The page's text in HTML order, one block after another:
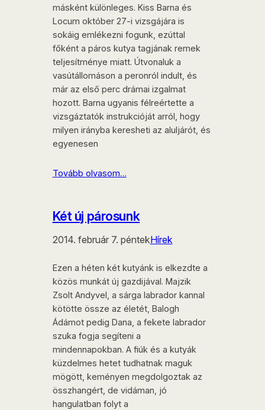
másként különleges. Kiss Barna és
Locum október 27-i vizsgájára is
sokáig emlékezni fogunk, ezúttal
főként a páros kutya tagjának remek
teljesítménye miatt. Útvonaluk a
vasútállomáson a peronról indult, és
már az első perc drámai izgalmat
hozott. Barna ugyanis félreértette a
vizsgáztatók instrukcióját arról, hogy
milyen irányba keresheti az aluljárót, és
egyenesen
Tovább olvasom…
Két új párosunk
2014. február 7. péntekHírek
Ezen a héten két kutyánk is elkezdte a
közös munkát új gazdijával. Majzik
Zsolt Andyvel, a sárga labrador kannal
kötötte össze az életét, Balogh
Ádámot pedig Dana, a fekete labrador
szuka fogja segíteni a
mindennapokban. A fiúk és a kutyák
küzdelmes hetet tudhatnak maguk
mögött, keményen megdolgoztak az
összhangért, de vidáman, jó
hangulatban folyt a